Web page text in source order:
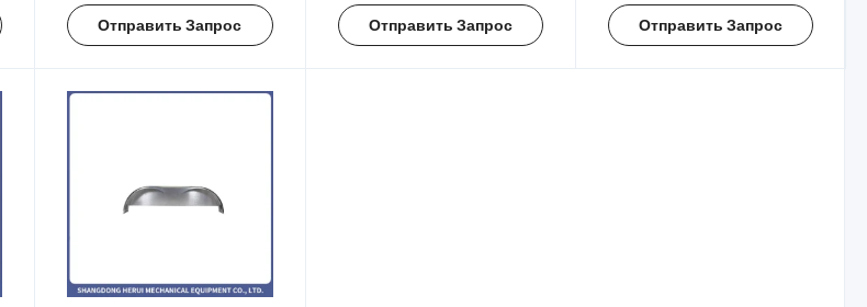
Отправить Запрос Отправить Запрос Отправить Запрос